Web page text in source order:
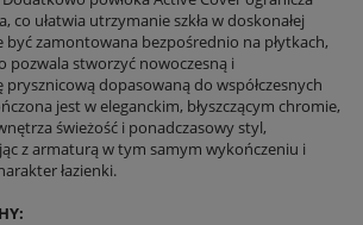
co ułatwia utrzymanie szkła w doskonałej
być zamontowana bezpośrednio na płytkach,
pozwala stworzyć nowoczesną i
dopasowaną do współczesnych
jest w eleganckim, błyszczącym chromie,
świeżość i ponadczasowy styl,
z armaturą w tym samym wykończeniu i
łazienki.